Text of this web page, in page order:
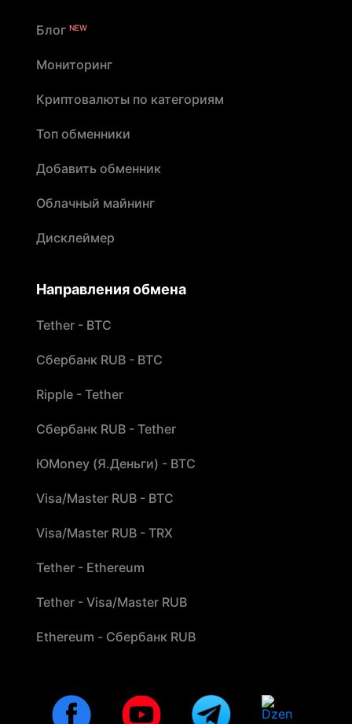
Блог NEW
Мониторинг
Криптовалюты по категориям
Топ обменники
Добавить обменник
Облачный майнинг
Дисклеймер
Направления обмена
Tether - BTC
Сбербанк RUB - BTC
Ripple - Tether
Сбербанк RUB - Tether
ЮMoney (Я.Деньги) - BTC
Visa/Master RUB - BTC
Visa/Master RUB - TRX
Tether - Ethereum
Tether - Visa/Master RUB
Ethereum - Сбербанк RUB